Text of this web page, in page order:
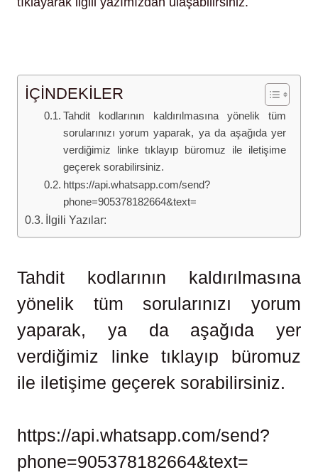
İÇİNDEKİLER
Tahdit kodlarının kaldırılmasına yönelik tüm
sorularınızı yorum yaparak, ya da aşağıda yer
verdiğimiz linke tıklayıp büromuz ile iletişime
geçerek sorabilirsiniz.
https://api.whatsapp.com/send?
phone=905378182664&text=
İlgili Yazılar:
Tahdit kodlarının kaldırılmasına
yönelik tüm sorularınızı yorum
yaparak, ya da aşağıda yer
verdiğimiz linke tıklayıp büromuz
ile iletişime geçerek sorabilirsiniz.
https://api.whatsapp.com/send?
phone=905378182664&text=